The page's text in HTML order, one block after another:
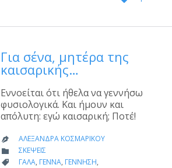
IT
Για σένα, μητέρα της
καισαρικής…
Εννοείται ότι ήθελα να γεννήσω
φυσιολογικά. Και ήμουν και
απόλυτη: εγώ καισαρική; Ποτέ!
 ΑΛΕΞΆΝΔΡΑ ΚΟΣΜΑΡΊΚΟΥ
 CATEGORY
ΣΚΈΨΕΙΣ
 CATEGORY
ΓΆΛΑ, ΓΈΝΝΑ, ΓΈΝΝΗΣΗ,